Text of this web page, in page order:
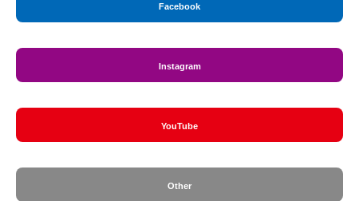
Facebook
Instagram
YouTube
Other